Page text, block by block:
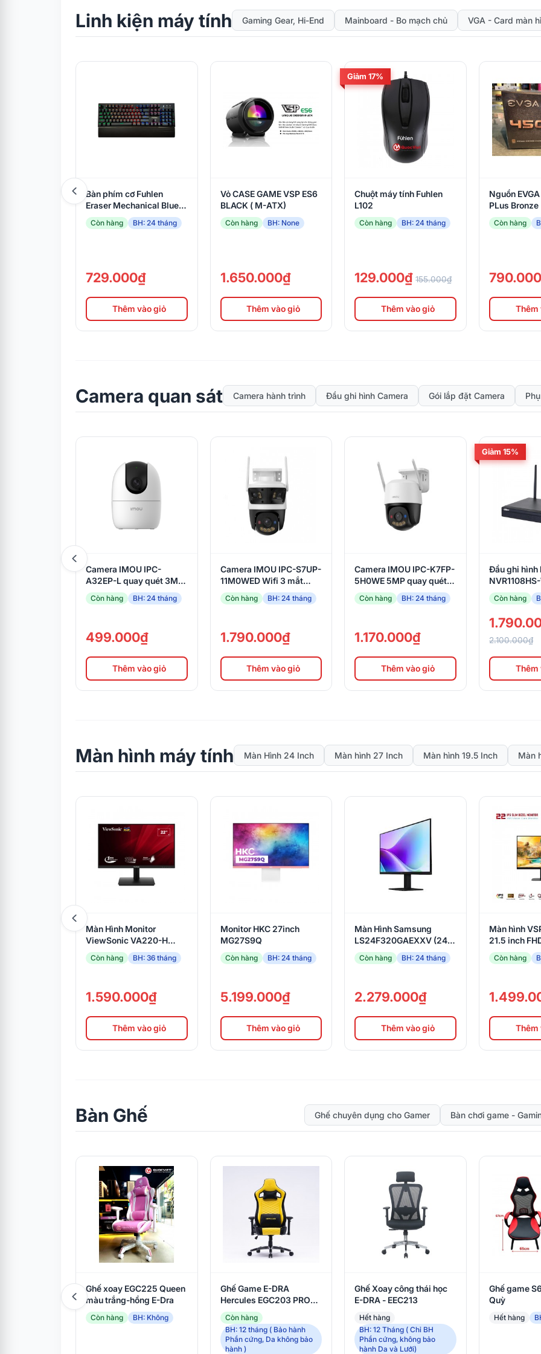
trình giấy tờ xác minh
hợp lệ. Từ ngày
08/07/2026 đến hết
trình giấy tờ hợp lệ. Lưu
thời với các chương
SCHOOL 2026 . Thời
gian triển khai: Từ ngày
08/07/2026 đến hết
ngày 15/09/2026
08/07/
ngày 15/
Linh kiện máy tính Gaming Gear, Hi-End Mainboard - Bo mạch chủ VGA - Card màn
Bàn phím cơ Fuhlen
Eraser Mechanical Blue
Switch Black
Còn hàng BH: 24 tháng
729.000₫
Thêm vào giỏ
Vỏ CASE GAME VSP ES6
BLACK ( M-ATX)
Còn hàng BH: None
1.650.000₫
Thêm vào giỏ
Giảm 17%
Chuột máy tính Fuhlen
L102
Còn hàng BH: 24 tháng
129.000₫155.000₫
Thêm vào giỏ
Nguồn
PLus Bronze
Còn hàng
Thêm
Camera quan sát Camera hành trình Đầu ghi hình Camera Gói lắp đặt Camera
Camera IMOU IPC-
A32EP-L quay quét 3MP
2K
Còn hàng BH: 24 tháng
499.000₫
Thêm vào giỏ
Camera IMOU IPC-S7UP-
11M0WED Wifi 3 mắt
Cruiser Triple 11MP ngoài
trời, phát hiện người, Wifi
Còn hàng BH: 24 tháng
1.790.000₫
Thêm vào giỏ
Camera IMOU IPC-K7FP-
5H0WE 5MP quay quét
Có màu, đàm thoại, có
báo động xanh đỏ
Còn hàng BH: 24 tháng
1.170.000₫
Thêm vào giỏ
Giảm 15%
Đầu ghi hình
Còn hàng
2.100.000₫
Thêm
Màn hình máy tính Màn Hình 24 Inch Màn hình 27 Inch Màn hình 19.5 Inch Màn
Màn Hình Monitor
ViewSonic VA220-H
(21.5
inch/VA/FHD/100Hz/1ms)
Còn hàng BH: 36 tháng
1.590.000₫
Thêm vào giỏ
Monitor HKC 27inch
MG27S9Q
Còn hàng BH: 24 tháng
5.199.000₫
Thêm vào giỏ
Màn Hình Samsung
LS24F320GAEXXV (24
inch FHD/IPS/120Hz) 2
HDMI
Còn hàng BH: 24 tháng
2.279.000₫
Thêm vào giỏ
Màn hình
21.5 inch
100Hz/ 1ms/
Còn hàng
Thêm
Bàn Ghế Ghế chuyên dụng cho Gamer Bàn chơi game -
Ghế xoay EGC225 Queen
màu trắng-hồng E-Dra
Còn hàng BH: Không
Ghế Game E-DRA
Hercules EGC203 PRO
Black/Yellow
Còn hàng
BH: 12 tháng ( Bảo hành
Phần cứng, Da không bảo
hành )
Ghế Xoay công thái học
E-DRA - EEC213
Hết hàng
BH: 12 Tháng ( Chỉ BH
Phần cứng, không bảo
hành Da và Lưới)
Ghế game
Quỳ
Hết hàng